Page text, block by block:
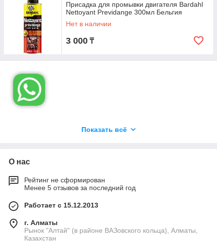
Присадка для промывки двигателя Bardahl
Nettoyant Previdange 300мл Бельгия
Нет в наличии
3 000 ₸
Оле Бардаль-основоположник компании, норвежский
иммигрантов, расположенном на северо-западе Сиэтла.
разработал уникальную формулу для присадок к маслам. В
течение следующих 20 лет бизнес неуклонно рос и
быстро расширялась по всей стране и за рубежом, пока не
стала ведущим производителем и поставщиком добавок в
США.
---------------------------------------------------------------------------------
Показать всё
О нас
Рейтинг не сформирован
Менее 5 отзывов за последний год
Работает с 15.12.2013
г. Алматы
Рынок "Алтай" (в районе ВАЗовского кольца), Алматы,
Казахстан